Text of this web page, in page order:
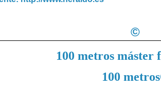
©
100 metros máster
100 metros